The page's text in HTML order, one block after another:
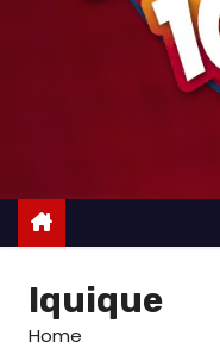
Iquique
Home